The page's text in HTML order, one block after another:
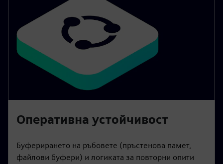
Оперативна устойчивост
Буферирането на ръбовете (пръстенова памет,
файлови буфери) и логиката за повторни опити